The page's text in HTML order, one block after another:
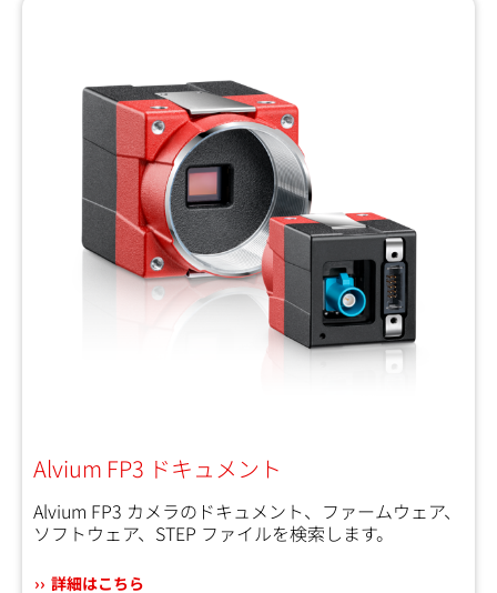
Alvium FP3 ドキュメント
Alvium FP3 カメラのドキュメント、ファームウェア、
ソフトウェア、STEP ファイルを検索します。
詳細はこちら